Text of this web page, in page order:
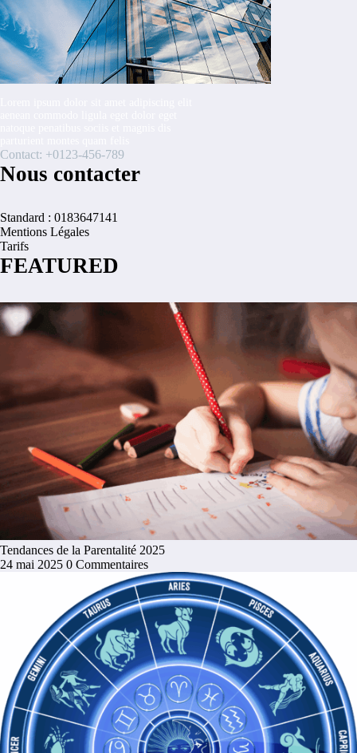
Contact: +0123-456-789
Nous contacter
Standard : 0183647141
Mentions Légales
Tarifs
FEATURED
Tendances de la Parentalité 2025
24 mai 2025 0 Commentaires